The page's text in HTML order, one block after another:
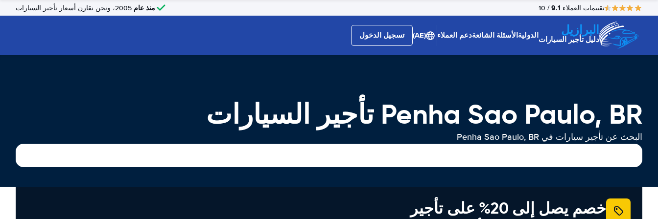
تقييمات العملاء 9.1
/ 10 منذ عام
البرازيل
دليل تأجير السياراتالدوليةالأسئلة الشائعةدعم العملاء (AE) تسجيل الدخول
Penha Sao Paulo, BR تأجير السيارات
البحث عن تأجير سيارات في Penha Sao Paulo, BR
خصم يصل إلى 20% على تأجير